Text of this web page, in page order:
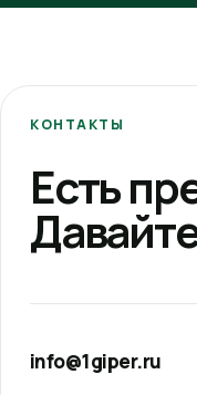
КОНТАКТЫ
Есть
info@1giper.ru